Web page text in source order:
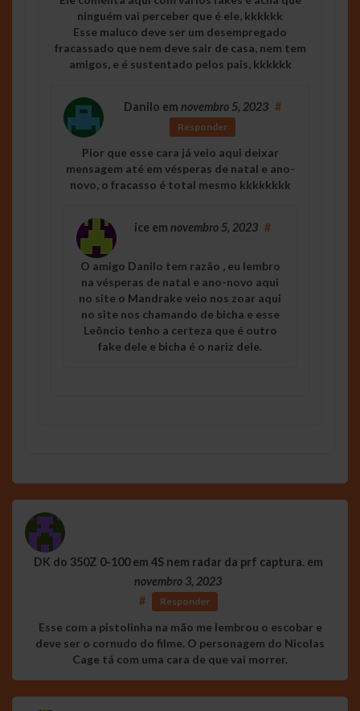
ninguém vai perceber que é ele, kkkkkk
Esse maluco deve ser um desempregado
fracassado que nem deve sair de casa, nem tem
amigos, e é sustentado pelos pais, kkkkkk
Danilo em novembro 5, 2023 #
Responder
Pior que esse cara já veio aqui deixar
mensagem até em vésperas de natal e ano-
novo, o fracasso é total mesmo kkkkkkkk
ice em novembro 5, 2023 #
O amigo Danilo tem razão , eu lembro
na vésperas de natal e ano-novo aqui
no site o Mandrake veio nos zoar aqui
no site nos chamando de bicha e esse
Leôncio tenho a certeza que é outro
fake dele e bicha é o nariz dele.
DK do 350Z 0-100 em 4S nem radar da prf captura.em
novembro 3, 2023
#
Responder
Esse com a pistolinha na mão me lembrou o escobar e
deve ser o cornudo do filme. O personagem do Nicolas
Cage tá com uma cara de que vai morrer.